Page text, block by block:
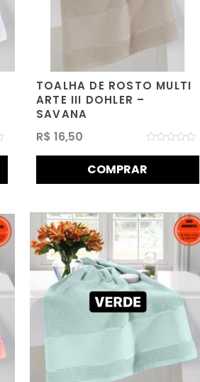
TOALHA DE ROSTO MULTI
ARTE III DOHLER –
SAVANA
0
de
R$ 16,50
COMPRAR